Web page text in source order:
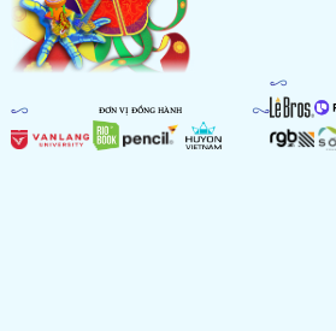
ĐƠN VỊ ĐỒNG HÀNH